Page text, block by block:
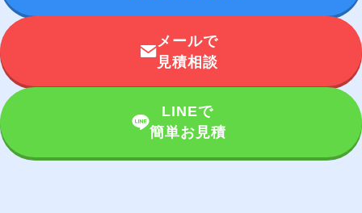
メールで
見積相談
LINEで
簡単お見積